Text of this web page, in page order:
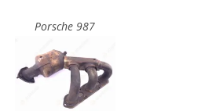
Porsche 987